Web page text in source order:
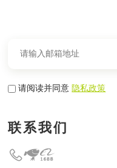
请阅读并同意隐私政策
联系我们